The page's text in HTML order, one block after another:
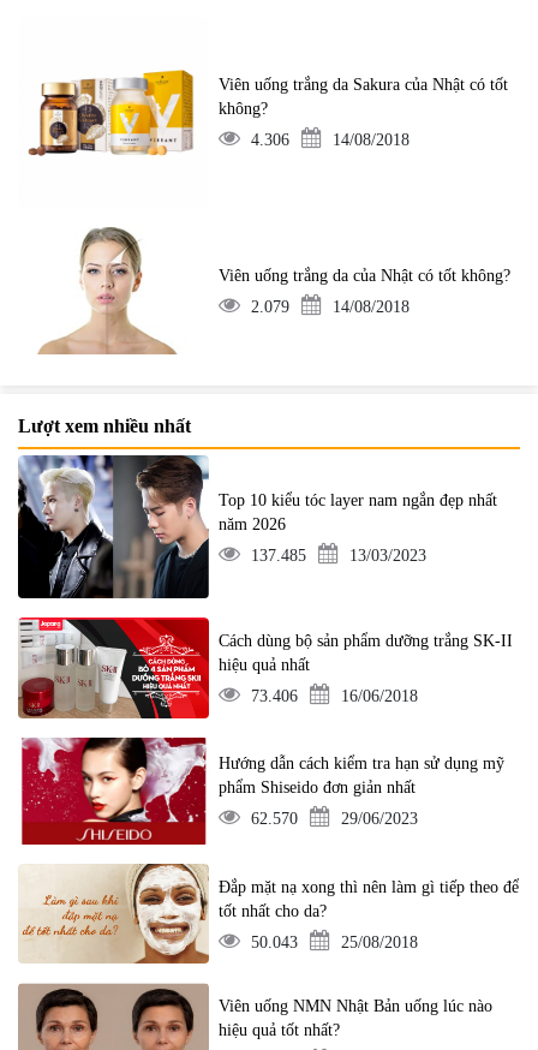
Viên uống trắng da Sakura của Nhật có tốt
không?
4.306
14/08/2018
Viên uống trắng da của Nhật có tốt không?
2.079
14/08/2018
Lượt xem nhiều nhất
Top 10 kiểu tóc layer nam ngắn đẹp nhất
năm 2026
137.485
13/03/2023
Cách dùng bộ sản phẩm dưỡng trắng SK-II
hiệu quả nhất
73.406
16/06/2018
Hướng dẫn cách kiểm tra hạn sử dụng mỹ
phẩm Shiseido đơn giản nhất
62.570
29/06/2023
Đắp mặt nạ xong thì nên làm gì tiếp theo để
tốt nhất cho da?
50.043
25/08/2018
Viên uống NMN Nhật Bản uống lúc nào
hiệu quả tốt nhất?